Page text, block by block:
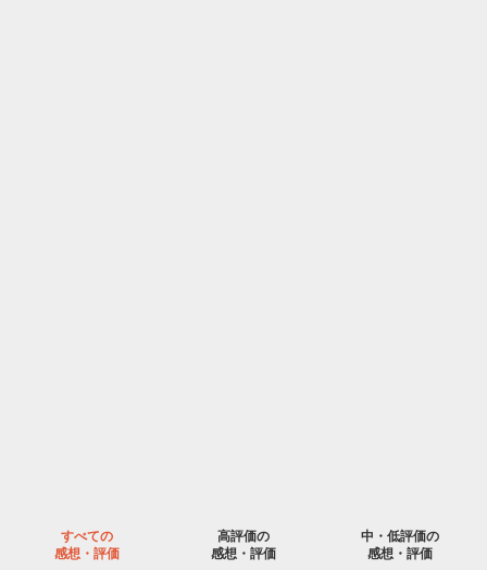
すべての
感想・評価
高評価の
感想・評価
中・低評価の
感想・評価